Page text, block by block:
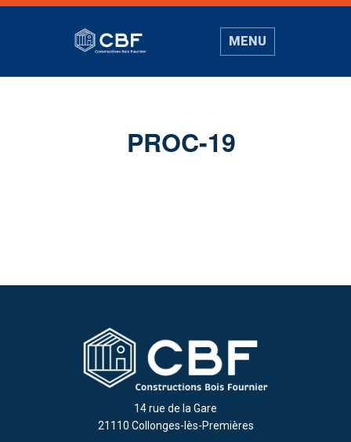
MENU
PROC-19
14 rue de la Gare
21110 Collonges-lès-Premières